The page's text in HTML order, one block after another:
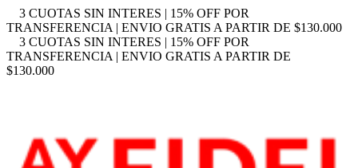
3 CUOTAS SIN INTERES | 15% OFF POR
TRANSFERENCIA | ENVIO GRATIS A PARTIR DE $130.000
3 CUOTAS SIN INTERES | 15% OFF POR
TRANSFERENCIA | ENVIO GRATIS A PARTIR DE
$130.000